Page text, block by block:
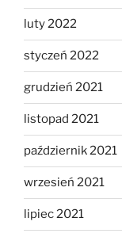
luty 2022
styczeń 2022
grudzień 2021
listopad 2021
październik 2021
wrzesień 2021
lipiec 2021